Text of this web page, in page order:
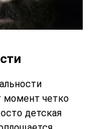
момент четко
детская